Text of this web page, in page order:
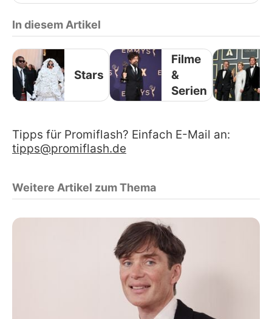
In diesem Artikel
Stars
Filme
&
Serien
Tipps für Promiflash? Einfach E-Mail an:
tipps@promiflash.de
Weitere Artikel zum Thema